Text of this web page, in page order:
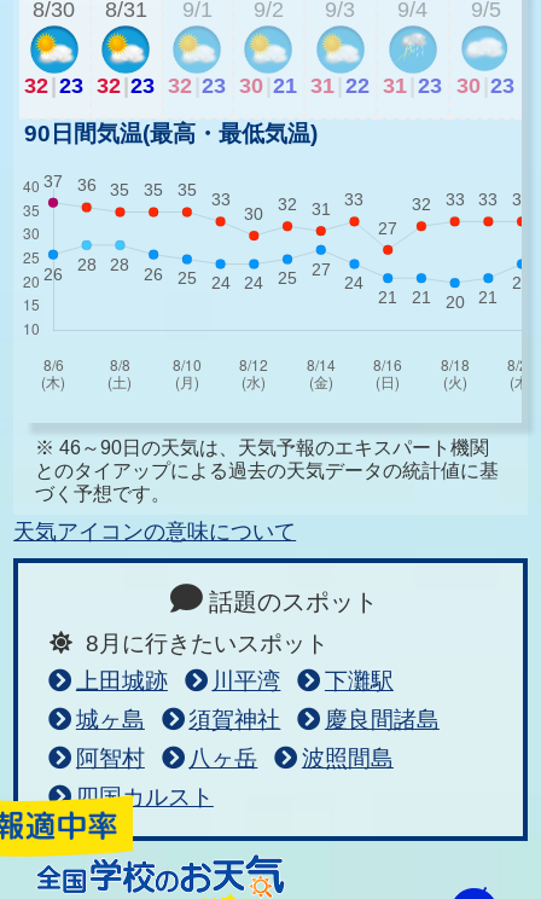
8/30
32|23
8/31
32|23
9/1
32 23
9/2
30 21
9/3
31 22
9/4
31 23
9/5
30 23
90日間気温(最高・最低気温)
※ 46～90日の天気は、天気予報のエキスパート機関
とのタイアップによる過去の天気データの統計値に基
づく予想です。
天気アイコンの意味について
話題のスポット
8月に行きたいスポット
上田城跡
川平湾
下灘駅
城ヶ島
須賀神社
慶良間諸島
阿智村
八ヶ岳
波照間島
四国カルスト